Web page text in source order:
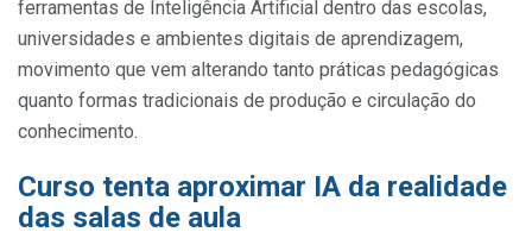
ferramentas de Inteligência Artificial dentro das escolas,
universidades e ambientes digitais de aprendizagem,
movimento que vem alterando tanto práticas pedagógicas
quanto formas tradicionais de produção e circulação do
conhecimento.
Curso tenta aproximar IA da realidade
das salas de aula